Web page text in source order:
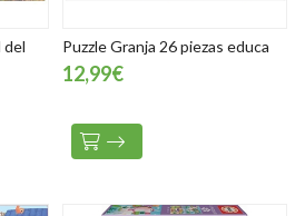
del
Puzzle Granja 26 piezas educa
12,99€